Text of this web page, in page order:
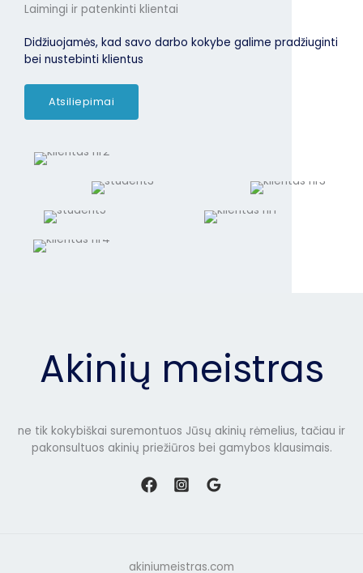
Laimingi ir patenkinti klientai
Didžiuojamės, kad savo darbo kokybe galime pradžiuginti
bei nustebinti klientus
Atsiliepimai
Akinių meistras
ne tik kokybiškai suremontuos Jūsų akinių rėmelius, tačiau ir
pakonsultuos akinių priežiūros bei gamybos klausimais.
akiniumeistras.com